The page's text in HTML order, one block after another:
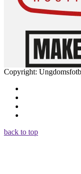
Copyright:
back to top